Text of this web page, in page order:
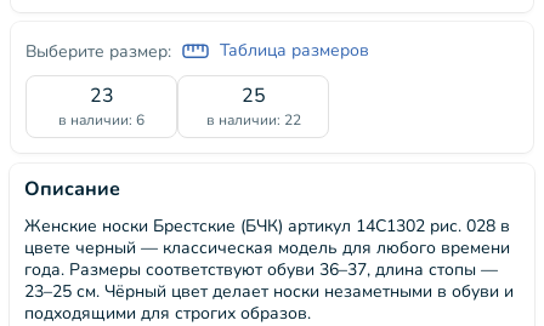
Выберите размер: Таблица размеров
23
в наличии: 6
25
в наличии: 22
Описание
Женские носки Брестские (БЧК) артикул 14С1302 рис. 028 в
цвете черный — классическая модель для любого времени
года. Размеры соответствуют обуви 36–37, длина стопы —
23–25 см. Чёрный цвет делает носки незаметными в обуви и
подходящими для строгих образов.